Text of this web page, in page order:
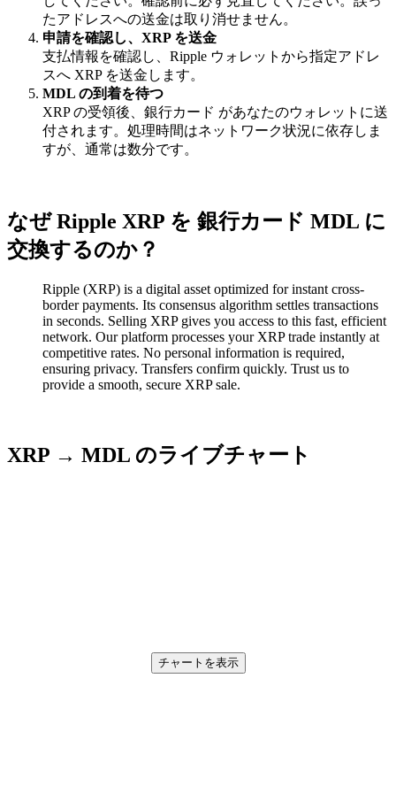
たアドレスへの送金は取り消せません。
申請を確認し、XRP を送金
支払情報を確認し、Ripple ウォレットから指定アドレ
スへ XRP を送金します。
MDL の到着を待つ
XRP の受領後、銀行カード があなたのウォレットに送
付されます。処理時間はネットワーク状況に依存しま
すが、通常は数分です。
なぜ Ripple XRP を 銀行カード MDL に
交換するのか？
Ripple (XRP) is a digital asset optimized for instant cross-
border payments. Its consensus algorithm settles transactions
in seconds. Selling XRP gives you access to this fast, efficient
network. Our platform processes your XRP trade instantly at
competitive rates. No personal information is required,
ensuring privacy. Transfers confirm quickly. Trust us to
provide a smooth, secure XRP sale.
XRP → MDL のライブチャート
チャートを表示